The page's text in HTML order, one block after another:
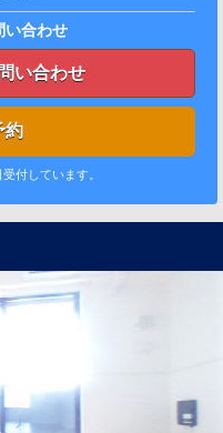
い合わせ
い合わせ
約
付しています。